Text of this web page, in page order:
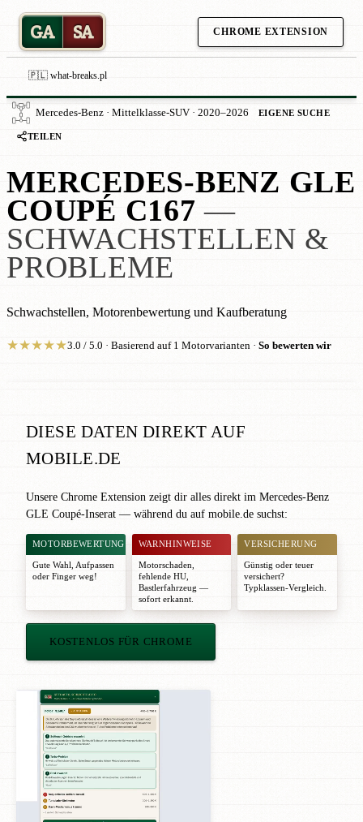
GA SA CHROME EXTENSION
🇵🇱 what-breaks.pl
Mercedes-Benz · Mittelklasse-SUV · 2020–2026 EIGENE SUCHE
TEILEN
MERCEDES-BENZ GLE
COUPÉ C167 —
SCHWACHSTELLEN &
PROBLEME
Schwachstellen, Motorenbewertung und Kaufberatung
★★★★★3.0 / 5.0 · Basierend auf 1 Motorvarianten · So bewerten wir
DIESE DATEN DIREKT AUF
MOBILE.DE
Unsere Chrome Extension zeigt dir alles direkt im Mercedes-Benz
GLE Coupé-Inserat — während du auf mobile.de suchst:
MOTORBEWERTUNG
Gute Wahl
Aufpassen
oder Finger weg!
WARNHINWEISE
Motorschaden,
fehlende HU,
Bastlerfahrzeug —
sofort erkannt.
VERSICHERUNG
Günstig oder teuer
versichert?
Typklassen-Vergleich.
KOSTENLOS FÜR CHROME